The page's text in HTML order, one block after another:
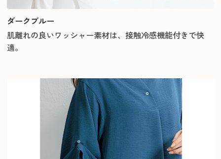
ダークブルー
肌離れの良いワッシャー素材は、接触冷感機能付きで快
適。